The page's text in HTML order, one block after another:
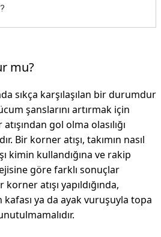
mu?
sıkça karşılaşılan bir durumdur
şanslarını artırmak için
gol olma olasılığı
Bir korner atışı, takımın nasıl
kimin kullandığına ve rakip
göre farklı sonuçlar
atışı yapıldığında,
ya da ayak vuruşuyla topa